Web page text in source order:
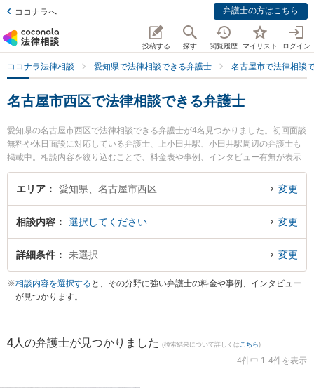
ココナラへ 弁護士の方はこちら
投稿する 探す 閲覧履歴 マイリスト ログイン
ココナラ法律相談 愛知県で法律相談できる弁護士 名古屋市で法律相談
名古屋市西区で法律相談できる弁護士
愛知県の名古屋市西区で法律相談できる弁護士が4名見つかりました。初回面談
無料や休日面談に対応している弁護士、上小田井駅、小田井駅周辺の弁護士も
掲載中。相談内容を絞り込むことで、料金表や事例、インタビュー有無が表示
できます。特にいなほ法律事務所の伊藤 力也弁護士や牧野太郎経営法律事務所
の牧野 太郎弁護士、ながえ法律事務所の長江 昂紀弁護士のプロフィール情報や
相談をお持ちの方は是非ご利用ください。名古屋市西区で土日や夜間に発生し
た不倫慰謝料トラブルを今すぐに弁護士に相談したい』『交通事故の過失割合
や後遺障害のトラブル解決の実績豊富な近くの弁護士を検索したい』『初回相
予約したい』などでお困りの相談者さんにおすすめです。
エリア 愛知県、名古屋市西区 変更
相談内容 選択してください 変更
詳細条件 未選択 変更
※相談内容を選択する と、その分野に強い弁護士の料金や事例、インタビュー
が見つかります。
4 人の弁護士が見つかりました (検索結果について詳しくは こちら)
4件中 1-4件を表示